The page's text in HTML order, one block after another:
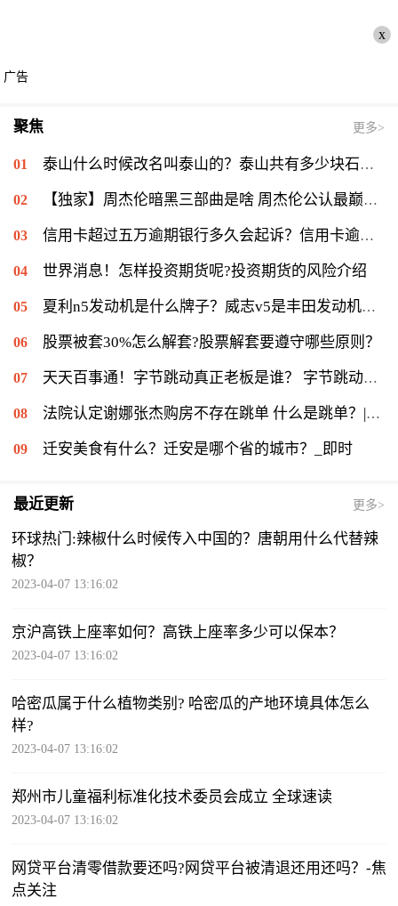
x
广告
聚焦 更多>
泰山什么时候改名叫泰山的？泰山共有多少块石刻？-全球新动态
【独家】周杰伦暗黑三部曲是啥 周杰伦公认最巅峰的歌是哪首？
信用卡超过五万逾期银行多久会起诉？信用卡逾期一个月会怎么样？-今日热搜
世界消息！怎样投资期货呢?投资期货的风险介绍
夏利n5发动机是什么牌子？威志v5是丰田发动机吗？_环球热点评
股票被套30%怎么解套?股票解套要遵守哪些原则？
天天百事通！字节跳动真正老板是谁？ 字节跳动上市时间是什么时候？
法院认定谢娜张杰购房不存在跳单 什么是跳单？|全球最资讯
迁安美食有什么？迁安是哪个省的城市？_即时
最近更新 更多>
环球热门:辣椒什么时候传入中国的？唐朝用什么代替辣
椒？
2023-04-07 13:16:02
京沪高铁上座率如何？高铁上座率多少可以保本？
2023-04-07 13:16:02
哈密瓜属于什么植物类别? 哈密瓜的产地环境具体怎么
样?
2023-04-07 13:16:02
郑州市儿童福利标准化技术委员会成立 全球速读
2023-04-07 13:16:02
网贷平台清零借款要还吗?网贷平台被清退还用还吗？-焦
点关注